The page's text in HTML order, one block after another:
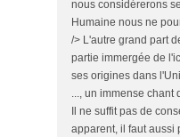
nous considérerons
Humaine nous ne
/> L'autre grand part
partie immergée de
ses origines dans
..., un immense chant
Il ne suffit pas de
apparent, il faut aussi